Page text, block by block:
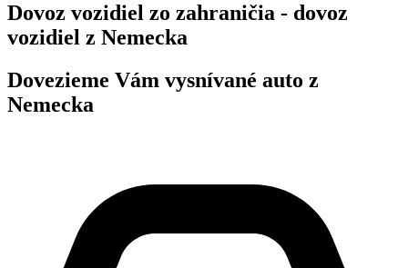
Dovoz vozidiel zo zahraničia - dovoz
vozidiel z Nemecka
Dovezieme Vám vysnívané auto z
Nemecka